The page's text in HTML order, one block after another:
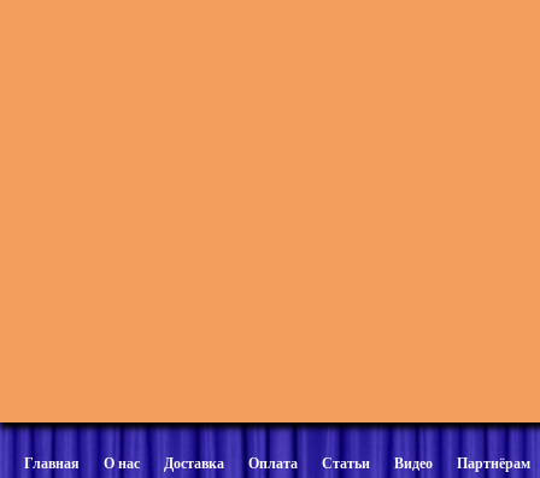
Главная О нас Доставка Оплата Статьи Видео Партнёрам